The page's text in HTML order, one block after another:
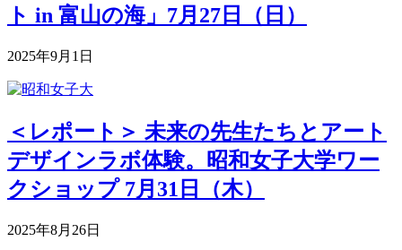
ト in 富山の海」7月27日（日）
2025年9月1日
＜レポート＞ 未来の先生たちとアート
デザインラボ体験。昭和女子大学ワー
クショップ 7月31日（木）
2025年8月26日